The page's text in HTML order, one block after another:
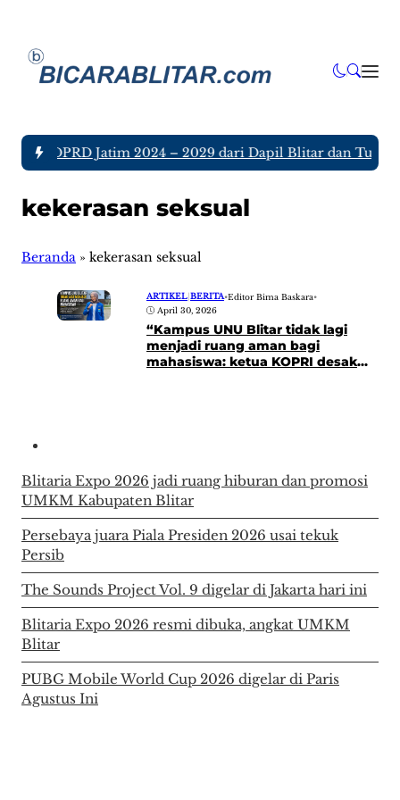
DPRD Jatim 2024 – 2029 dari Dapil Blitar dan
kekerasan seksual
Beranda » kekerasan seksual
ARTIKEL BERITA•Editor Bima Baskara•
April 30, 2026
“Kampus UNU Blitar tidak lagi
menjadi ruang aman bagi
mahasiswa: ketua KOPRI desak
Blitaria Expo 2026 jadi ruang hiburan dan promosi
UMKM Kabupaten Blitar
Persebaya juara Piala Presiden 2026 usai tekuk
Persib
The Sounds Project Vol. 9 digelar di Jakarta hari ini
Blitaria Expo 2026 resmi dibuka, angkat UMKM
Blitar
PUBG Mobile World Cup 2026 digelar di Paris
Agustus Ini